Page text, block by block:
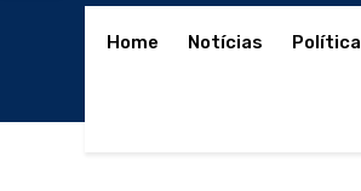
Home Notícias Política